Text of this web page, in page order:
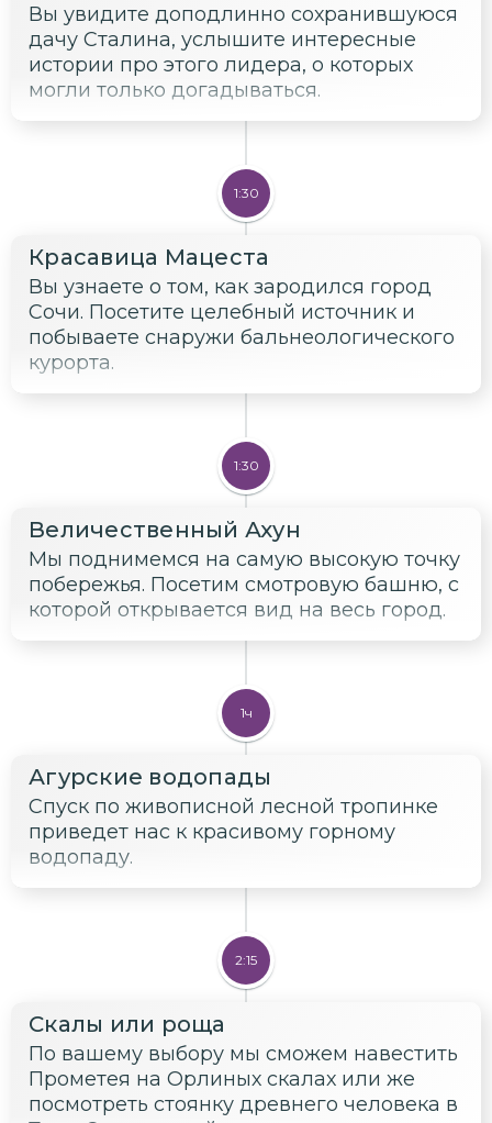
Вы увидите доподлинно сохранившуюся
дачу Сталина, услышите интересные
истории про этого лидера, о которых
могли только догадываться.
1:30
Красавица Мацеста
Вы узнаете о том, как зародился город
Сочи. Посетите целебный источник и
побываете снаружи бальнеологического
курорта.
1:30
Величественный Ахун
Мы поднимемся на самую высокую точку
побережья. Посетим смотровую башню, с
которой открывается вид на весь город.
1ч
Агурские водопады
Спуск по живописной лесной тропинке
приведет нас к красивому горному
водопаду.
2:15
Скалы или роща
По вашему выбору мы сможем навестить
Прометея на Орлиных скалах или же
посмотреть стоянку древнего человека в